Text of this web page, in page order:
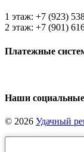
1 этаж: +7 (923)
2 этаж: +7 (901)
Платежные
Наши социальные
© 2026 Удачный